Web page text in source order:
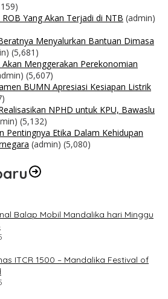
Yang Akan Terjadi di NTB (admin)
Menyalurkan Bantuan Dimasa
(5,681)
Menggerakan Perekonomian
(5,607)
BUMN Apresiasi Kesiapan Listrik
NPHD untuk KPU, Bawaslu
(5,132)
Pentingnya Etika Dalam Kehidupan
(admin) (5,080)
Balap Mobil Mandalika hari Minggu
ITCR 1500 – Mandalika Festival of